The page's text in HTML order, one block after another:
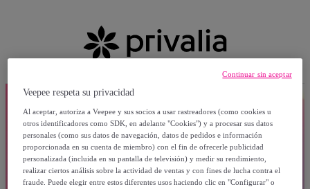
Veepee respeta su privacidad
Al aceptar, autoriza a Veepee y sus socios a usar rastreadores (como cookies u
otros identificadores como SDK, en adelante "Cookies") y a procesar sus datos
personales (como sus datos de navegación, datos de pedidos e información
proporcionada en su cuenta de miembro) con el fin de ofrecerle publicidad
personalizada (incluida en su pantalla de televisión) y medir su rendimiento,
realizar ciertos análisis sobre la actividad de ventas y con fines de lucha contra el
fraude. Puede elegir entre estos diferentes usos haciendo clic en "Configurar" o
Continuar sin aceptar